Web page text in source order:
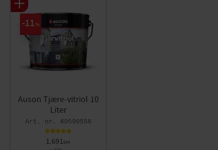
Auson Tjære-vitriol 10
Liter
60590556
1.691DKK
11 %